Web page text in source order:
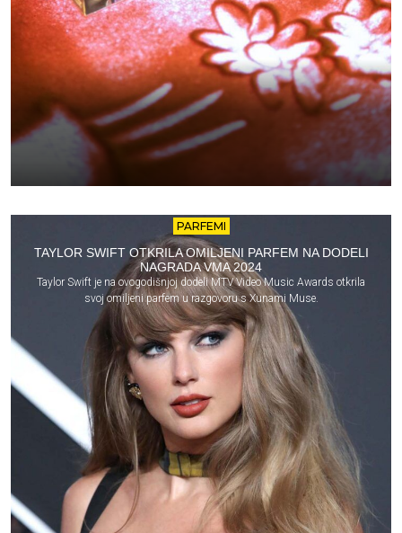
PARFEMI
TAYLOR SWIFT OTKRILA OMILJENI PARFEM NA DODELI
NAGRADA VMA 2024
Taylor Swift je na ovogodišnjoj dodeli MTV Video Music Awards otkrila
svoj omiljeni parfem u razgovoru s Xunami Muse.